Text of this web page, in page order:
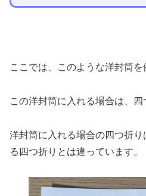
ここでは、このような洋封筒を
この洋封筒に入れる場合は、四
洋封筒に入れる場合の四つ折
る四つ折りとは違っています。